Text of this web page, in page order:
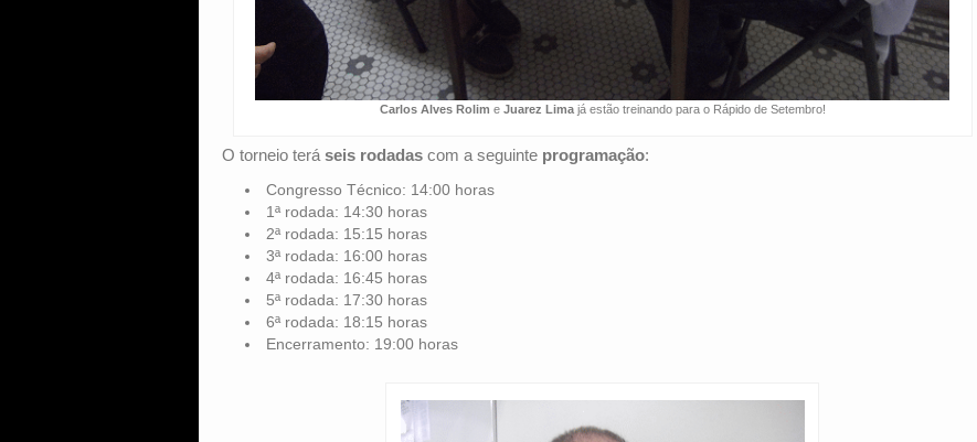
Carlos Alves Rolim e Juarez Limajá estão treinando para o Rápido de Setembro!
O torneio terá seis rodadas com a seguinte programação:
Congresso Técnico: 14:00 horas
1ª rodada: 14:30 horas
2ª rodada: 15:15 horas
3ª rodada: 16:00 horas
4ª rodada: 16:45 horas
5ª rodada: 17:30 horas
6ª rodada: 18:15 horas
Encerramento: 19:00 horas